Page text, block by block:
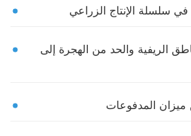
سلسلة الإنتاج الزراعي
الريفية والحد من الهجرة إلى
ميزان المدفوعات